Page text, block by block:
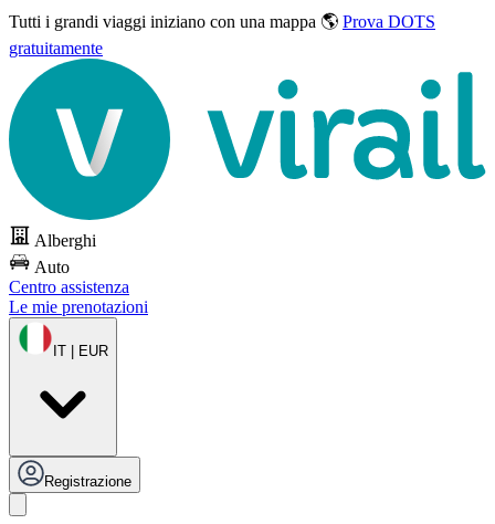
Tutti i grandi viaggi iniziano con una mappa 🌎 Prova DOTS
gratuitamente
Alberghi
Auto
Centro assistenza
Le mie prenotazioni
IT | EUR
Registrazione